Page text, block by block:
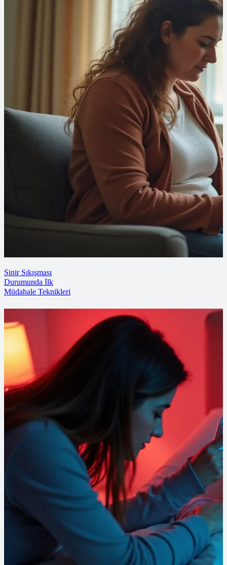
Sinir Sıkışması
Durumunda İlk
Müdahale Teknikleri